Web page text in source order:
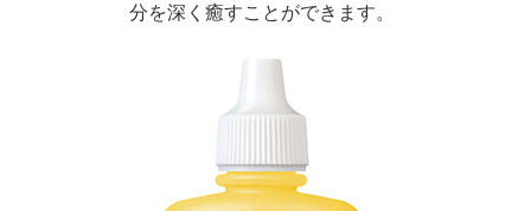
分を深く癒すことができます。